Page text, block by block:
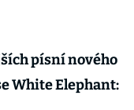
písní nového
White Elephant: